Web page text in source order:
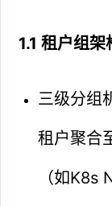
1.1 租户组
三级分组
租户聚合
（如K8s